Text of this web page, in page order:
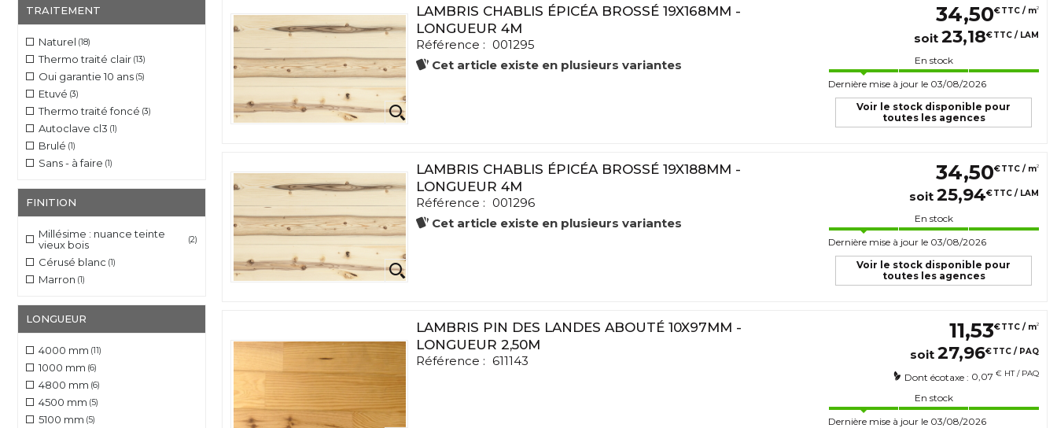
TRAITEMENT
Naturel (18)
Thermo traité clair (13)
Oui garantie 10 ans (5)
Etuvé (3)
Thermo traité foncé (3)
Autoclave cl3 (1)
Brulé (1)
Sans - à faire (1)
FINITION
Millésime : nuance teinte
vieux bois
(2)
Cérusé blanc (1)
Marron (1)
LONGUEUR
4000 mm (11)
1000 mm (6)
4800 mm (6)
4500 mm (5)
5100 mm (5)
LAMBRIS CHABLIS ÉPICÉA BROSSÉ 19X168MM -
LONGUEUR 4M
Référence : 001295
Cet article existe en plusieurs variantes
34,50€TTC / m2
soit 23,18€TTC / LAM
En stock
Dernière mise à jour le 03/08/2026
Voir le stock disponible pour
toutes les agences
LAMBRIS CHABLIS ÉPICÉA BROSSÉ 19X188MM -
LONGUEUR 4M
Référence : 001296
Cet article existe en plusieurs variantes
34,50€TTC / m2
soit 25,94€TTC / LAM
En stock
Dernière mise à jour le 03/08/2026
Voir le stock disponible pour
toutes les agences
LAMBRIS PIN DES LANDES ABOUTÉ 10X97MM -
LONGUEUR 2,50M
Référence : 611143
11,53€TTC / m2
soit 27,96€TTC / PAQ
Dont écotaxe : 0,07 € HT / PAQ
En stock
Dernière mise à jour le 03/08/2026